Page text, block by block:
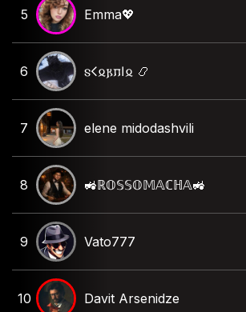
5 Emma💖
6 𐍃𐌂𐍉𐍂𐍀𐌉𐍉 📿
7 elene midodashvili
8 🚜ℝ𝕆𝕊𝕊𝕆𝕄𝔸ℂℍ𝔸🚜
9 Vato777
10 Davit Arsenidze